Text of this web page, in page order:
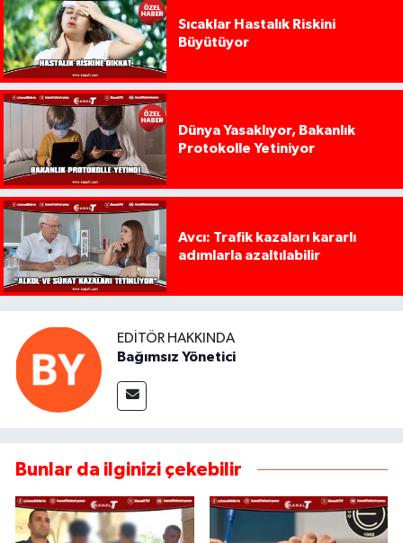
Sıcaklar Hastalık Riskini
Büyütüyor
Dünya Yasaklıyor, Bakanlık
Protokolle Yetiniyor
Avcı: Trafik kazaları kararlı
adımlarla azaltılabilir
EDITÖR HAKKINDA
Bağımsız Yönetici
Bunlar da ilginizi çekebilir